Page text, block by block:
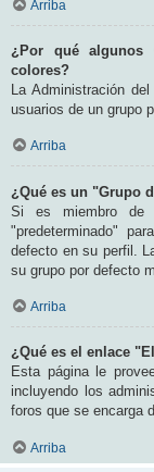
Arriba
¿Por qué algunos
colores?
La Administración
usuarios de un grupo
Arriba
¿Qué es un "Grupo
Si es miembro de
"predeterminado"
defecto en su perfil.
su grupo por defecto
Arriba
¿Qué es el enlace
Esta página le
incluyendo los
foros que se encarga
Arriba